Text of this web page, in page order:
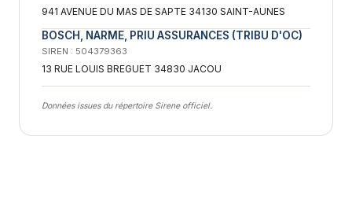
941 AVENUE DU MAS DE SAPTE 34130 SAINT-AUNES
BOSCH, NARME, PRIU ASSURANCES (TRIBU D'OC)
SIREN : 504379363
13 RUE LOUIS BREGUET 34830 JACOU
Données issues du répertoire Sirene officiel.